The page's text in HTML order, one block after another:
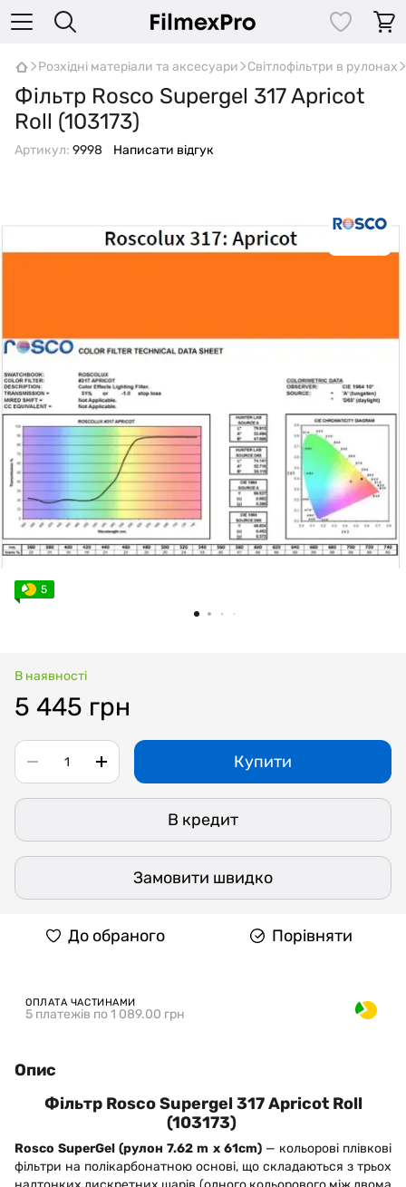
Розхідні матеріали та аксесуари Світлофільтри в рулонах
Фільтр Rosco Supergel 317 Apricot
Roll (103173)
Артикул: 9998 Написати відгук
5
В наявності
5 445 грн
Купити
В кредит
Замовити швидко
До обраного Порівняти
ОПЛАТА ЧАСТИНАМИ
5 платежів по 1 089.00 грн
Опис
Фільтр Rosco Supergel 317 Apricot Roll
(103173)
Rosco SuperGel (рулон 7.62 m x 61cm)— кольорові плівкові
фільтри на полікарбонатною основі, що складаються з трьох